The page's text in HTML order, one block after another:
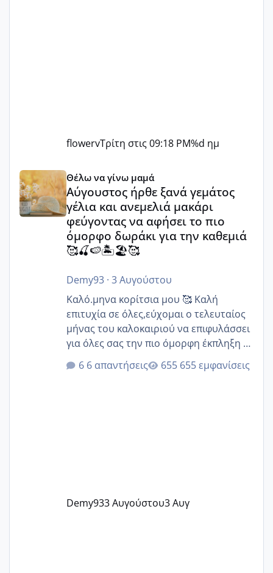
flowervΤρίτη στις 09:18 PM%d ημ
Αύγουστος ήρθε ξανά γεμάτος γέλια και ανεμελιά
Θέλω να γίνω μαμά
Αύγουστος ήρθε ξανά γεμάτος
γέλια και ανεμελιά μακάρι
φεύγοντας να αφήσει το πιο
όμορφο δωράκι για την καθεμιά
🥰🍒🍉🏝️🏖️🥰
Demy93· 3 Αυγούστου
Καλό.μηνα κορίτσια μου 🥰 Καλή
επιτυχία σε όλες,εύχομαι ο τελευταίος
μήνας του καλοκαιριού να επιφυλάσσει
για όλες σας την πιο όμορφη έκπληξη 🧿
@Elk @Melikara86 @Παρασκευαιδου
@Zenia z @melitiniღ @Christi.D.
6 απαντήσεις 655 εμφανίσεις
Demy933 Αυγούστου3 Αυγ